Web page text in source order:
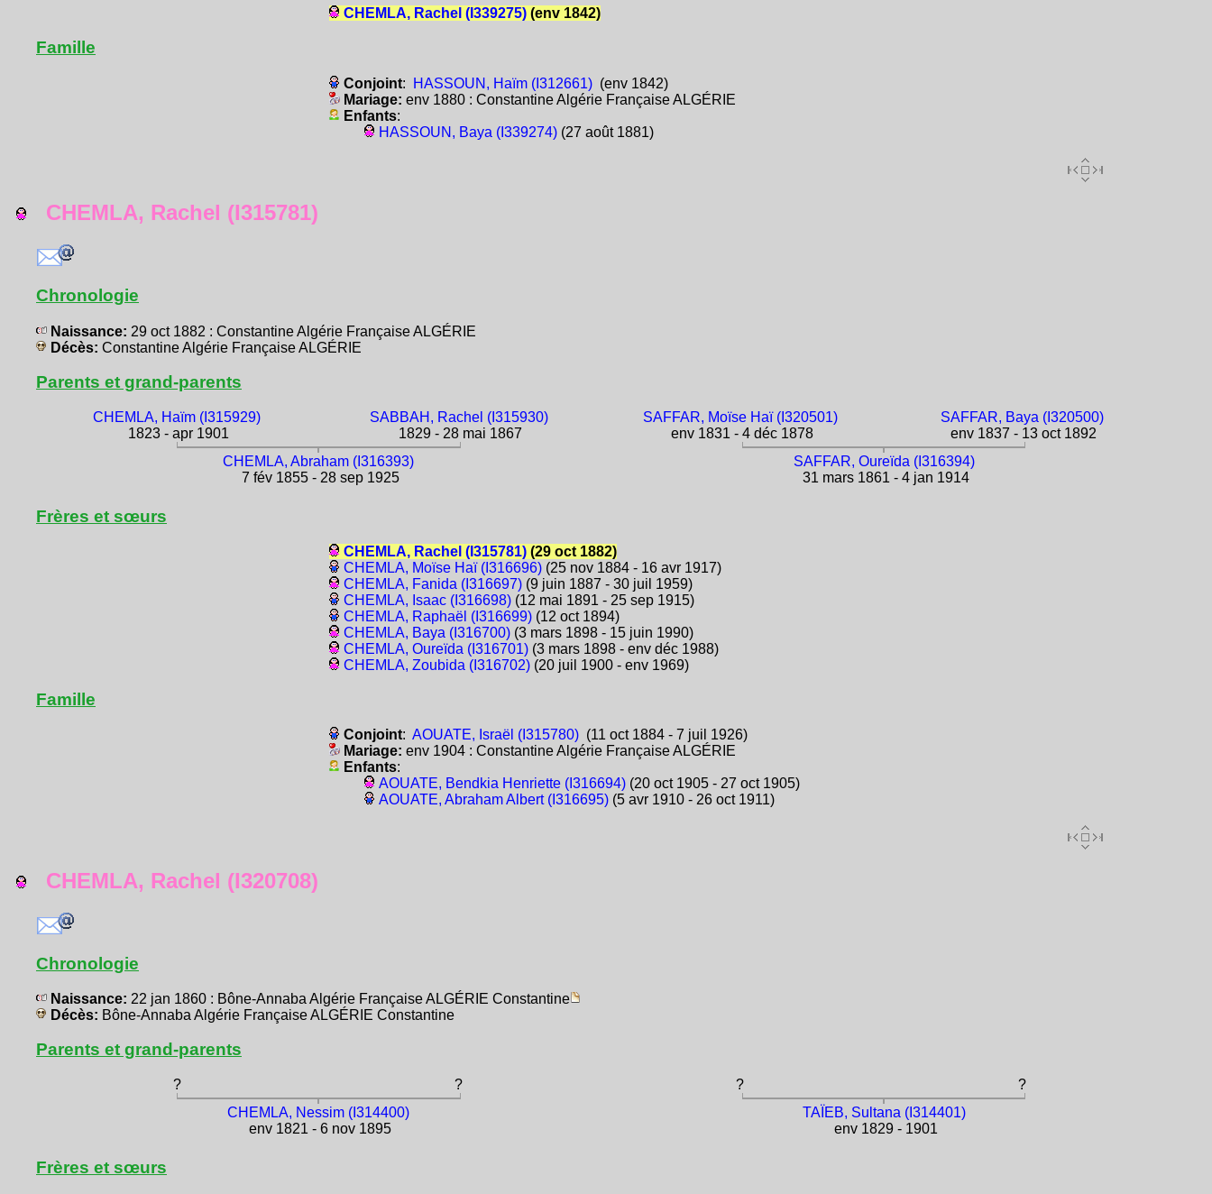
CHEMLA, Rachel (I339275) (env 1842)
Famille
Conjoint: HASSOUN, Haïm (I312661) (env 1842)
Mariage:env 1880 : Constantine Algérie Française ALGÉRIE
Enfants:
HASSOUN, Baya (I339274) (27 août 1881)
CHEMLA, Rachel (I315781)
Chronologie
Naissance: 29 oct 1882 : Constantine Algérie Française ALGÉRIE
Décès: Constantine Algérie Française ALGÉRIE
Parents et grand-parents
CHEMLA, Haïm (I315929)
1823 - apr 1901
SABBAH, Rachel (I315930)
1829 - 28 mai 1867
SAFFAR, Moïse Haï (I320501)
env 1831 - 4 déc 1878
SAFFAR, Baya (I320500)
env 1837 - 13 oct 1892
CHEMLA, Abraham (I316393)
7 fév 1855 - 28 sep 1925
SAFFAR, Oureïda (I316394)
31 mars 1861 - 4 jan 1914
Frères et sœurs
CHEMLA, Rachel (I315781) (29 oct 1882)
CHEMLA, Moïse Haï (I316696) (25 nov 1884 - 16 avr 1917)
CHEMLA, Fanida (I316697) (9 juin 1887 - 30 juil 1959)
CHEMLA, Isaac (I316698) (12 mai 1891 - 25 sep 1915)
CHEMLA, Raphaël (I316699) (12 oct 1894)
CHEMLA, Baya (I316700) (3 mars 1898 - 15 juin 1990)
CHEMLA, Oureïda (I316701) (3 mars 1898 - env déc 1988)
CHEMLA, Zoubida (I316702) (20 juil 1900 - env 1969)
Famille
Conjoint:AOUATE, Israël (I315780) (11 oct 1884 - 7 juil 1926)
Mariage:env 1904 : Constantine Algérie Française ALGÉRIE
Enfants:
AOUATE, Bendkia Henriette (I316694) (20 oct 1905 - 27 oct 1905)
AOUATE, Abraham Albert (I316695) (5 avr 1910 - 26 oct 1911)
CHEMLA, Rachel (I320708)
Chronologie
Naissance: 22 jan 1860 : Bône-Annaba Algérie Française ALGÉRIE Constantine
Décès: Bône-Annaba Algérie Française ALGÉRIE Constantine
Parents et grand-parents
? ? ?
?
CHEMLA, Nessim (I314400)
env 1821 - 6 nov 1895
TAÏEB, Sultana (I314401)
env 1829 - 1901
Frères et sœurs